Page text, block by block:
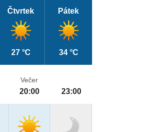
Čtvrtek
27 °C
Pátek
34 °C
Večer
20:00 23:00